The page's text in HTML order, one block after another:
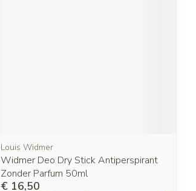
Louis Widmer
Widmer Deo Dry Stick Antiperspirant
Zonder Parfum 50ml
€ 16,50